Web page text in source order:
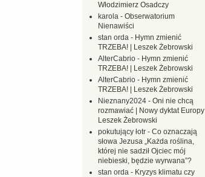
Włodzimierz Osadczy
karola - Obserwatorium
Nienawiści
stan orda - Hymn zmienić
TRZEBA! | Leszek Żebrowski
AlterCabrio - Hymn zmienić
TRZEBA! | Leszek Żebrowski
AlterCabrio - Hymn zmienić
TRZEBA! | Leszek Żebrowski
Nieznany2024 - Oni nie chcą
rozmawiać | Nowy dyktat Europy |
Leszek Żebrowski
pokutujący łotr - Co oznaczają
słowa Jezusa „Każda roślina,
której nie sadził Ojciec mój
niebieski, będzie wyrwana”?
stan orda - Kryzys klimatu czy